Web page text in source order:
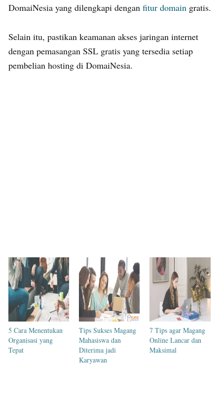
DomaiNesia yang dilengkapi dengan fitur domain gratis.
Selain itu, pastikan keamanan akses jaringan internet
dengan pemasangan SSL gratis yang tersedia setiap
pembelian hosting di DomaiNesia.
5 Cara Menentukan
Organisasi yang
Tepat
Tips Sukses Magang
Mahasiswa dan
Diterima jadi
Karyawan
7 Tips agar Magang
Online Lancar dan
Maksimal